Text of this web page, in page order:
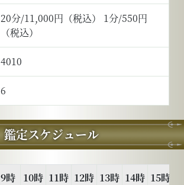
20分/11,000円（税込） 1分/550円
（税込）
4010
6
鑑定スケジュール
9時 10時 11時 12時 13時 14時 15時